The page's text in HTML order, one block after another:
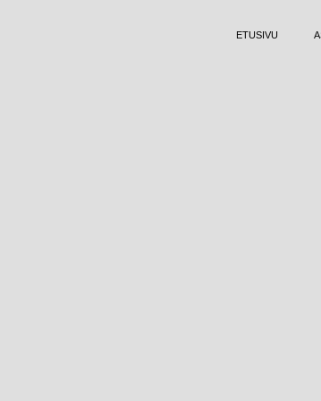
ETUSIVU